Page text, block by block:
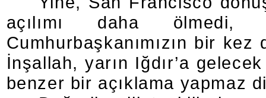
açılımı daha
Cumhurbaşkanımızın bir
İnşallah, yarın Iğdır’a
benzer bir açıklama yapmaz